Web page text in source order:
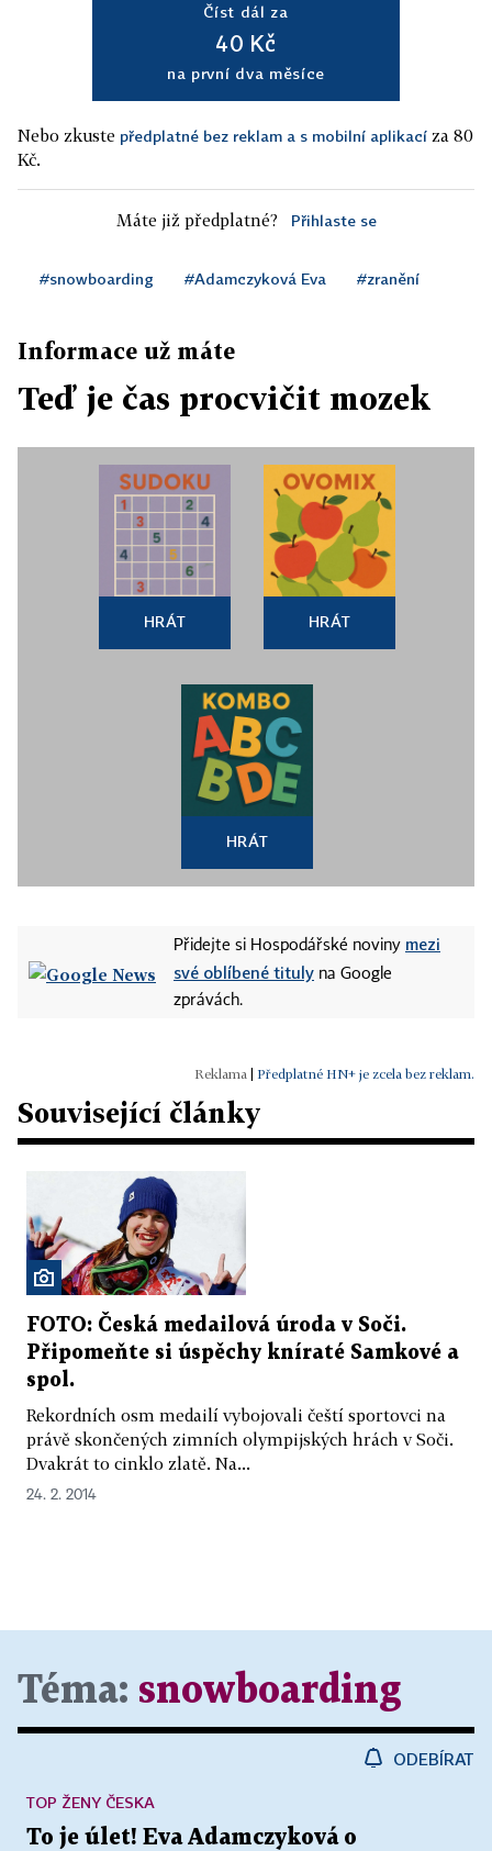
Číst dál za
40 Kč
na první dva měsíce
Nebo zkuste předplatné bez reklam a s mobilní aplikací za 80
Kč.
Máte již předplatné? Přihlaste se
#snowboarding #Adamczyková Eva #zranění
Informace už máte
Teď je čas procvičit mozek
HRÁT HRÁT
HRÁT
Přidejte si Hospodářské noviny mezi
své oblíbené tituly na Google
zprávách.
Předplatné HN+ je zcela bez reklam.
Související články
FOTO: Česká medailová úroda v Soči.
Připomeňte si úspěchy kníraté Samkové a
spol.
Rekordních osm medailí vybojovali čeští sportovci na
právě skončených zimních olympijských hrách v Soči.
Dvakrát to cinklo zlatě. Na...
24. 2. 2014
Téma: snowboarding
ODEBÍRAT
To je úlet! Eva Adamczyková o
TOP ŽENY ČESKA